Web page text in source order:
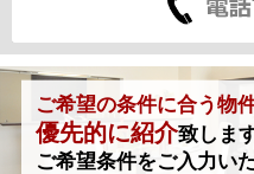
ご希望の条件に合う物
優先的に紹介致します
ご希望条件をご入力い